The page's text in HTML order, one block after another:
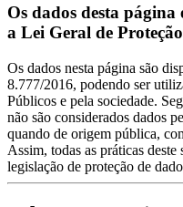
Os dados desta
a Lei Geral de
Os dados nesta página são
8.777/2016, podendo ser
Públicos e pela sociedade.
não são considerados dados
quando de origem pública,
Assim, todas as práticas
legislação de proteção de